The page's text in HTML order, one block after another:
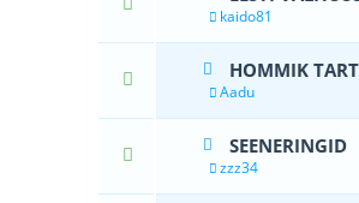
kaido81
HOMMIK
Aadu
SEENERINGID
zzz34